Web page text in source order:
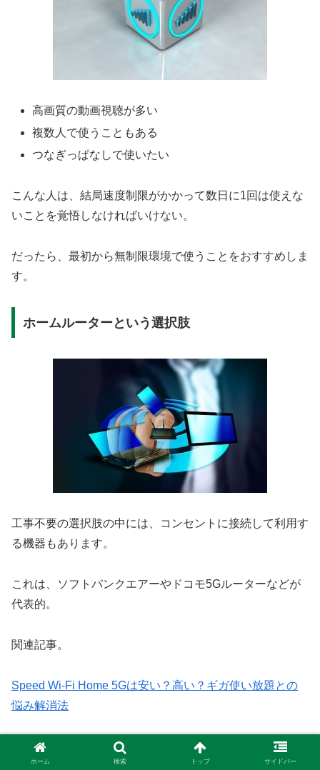
高画質の動画視聴が多い
複数人で使うこともある
つなぎっぱなしで使いたい
こんな人は、結局速度制限がかかって数日に1回は使えな
いことを覚悟しなければいけない。
だったら、最初から無制限環境で使うことをおすすめしま
す。
ホームルーターという選択肢
工事不要の選択肢の中には、コンセントに接続して利用す
る機器もあります。
これは、ソフトバンクエアーやドコモ5Gルーターなどが
代表的。
関連記事。
Speed Wi-Fi Home 5Gは安い？高い？ギガ使い放題との
悩み解消法
au speed Wi-Fi HOMEが遅いときにはどうすればいい？体
験ブログ
ホーム 検索 トップ サイドバー